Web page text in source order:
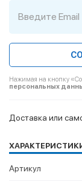
Нажимая на кнопку
персональных
Доставка или
Артикул